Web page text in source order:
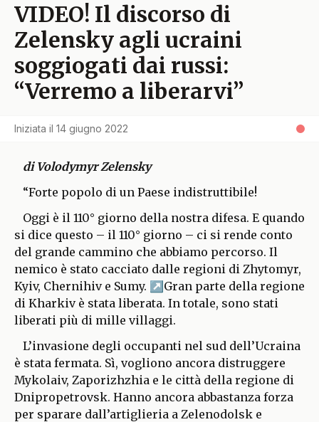
VIDEO! Il discorso di
Zelensky agli ucraini
soggiogati dai russi:
“Verremo a liberarvi”
Iniziata il 14 giugno 2022
di Volodymyr Zelensky
“Forte popolo di un Paese indistruttibile!
Oggi è il 110° giorno della nostra difesa. E quando
si dice questo – il 110° giorno – ci si rende conto
del grande cammino che abbiamo percorso. Il
nemico è stato cacciato dalle regioni di Zhytomyr,
Kyiv, Chernihiv e Sumy.
Gran parte della regione
di Kharkiv è stata liberata. In totale, sono stati
liberati più di mille villaggi.
L’invasione degli occupanti nel sud dell’Ucraina
è stata fermata. Sì, vogliono ancora distruggere
Mykolaiv, Zaporizhzhia e le città della regione di
Dnipropetrovsk. Hanno ancora abbastanza forza
per sparare dall’artiglieria a Zelenodolsk e